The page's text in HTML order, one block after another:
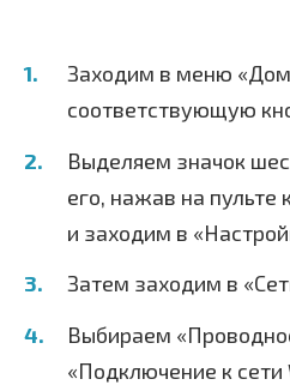
Заходим в меню
соответствующую
Выделяем значок
его, нажав на пульте
и заходим в
Затем заходим в
Выбираем
«Подключение к сети